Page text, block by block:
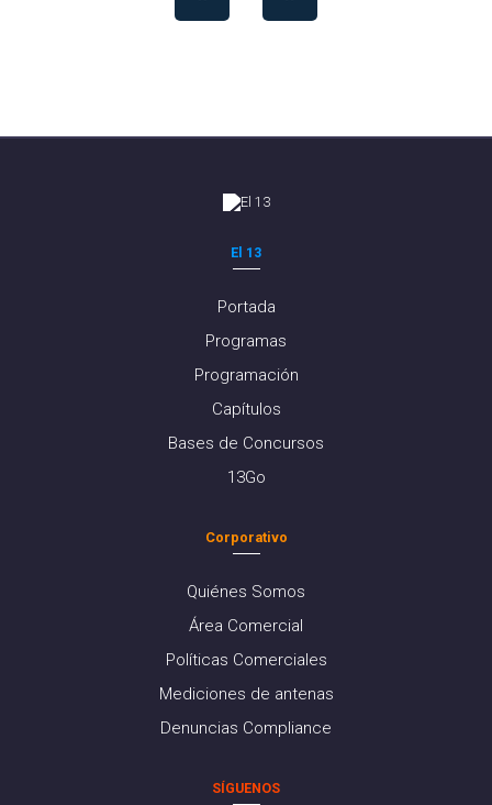
El 13
Portada
Programas
Programación
Capítulos
Bases de Concursos
13Go
Corporativo
Quiénes Somos
Área Comercial
Políticas Comerciales
Mediciones de antenas
Denuncias Compliance
SÍGUENOS